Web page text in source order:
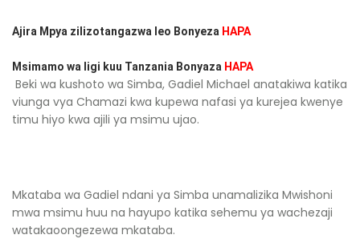
Ajira Mpya zilizotangazwa leo Bonyeza HAPA
Msimamo wa ligi kuu Tanzania Bonyaza HAPA
Beki wa kushoto wa Simba, Gadiel Michael anatakiwa katika
viunga vya Chamazi kwa kupewa nafasi ya kurejea kwenye
timu hiyo kwa ajili ya msimu ujao.
Mkataba wa Gadiel ndani ya Simba unamalizika Mwishoni
mwa msimu huu na hayupo katika sehemu ya wachezaji
watakaoongezewa mkataba.